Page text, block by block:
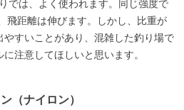
では、よく使われます。同じ強度で
飛距離は伸びます。しかし、比重が
すいことがあり、混雑した釣り場で
注意してほしいと思います。
（ナイロン）